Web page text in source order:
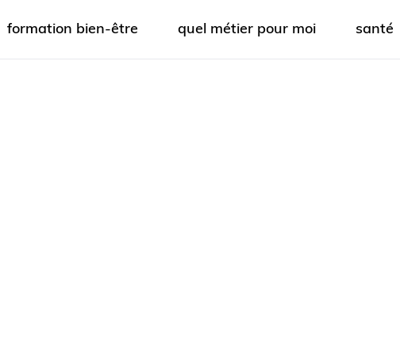
formation bien-être quel métier pour moi santé